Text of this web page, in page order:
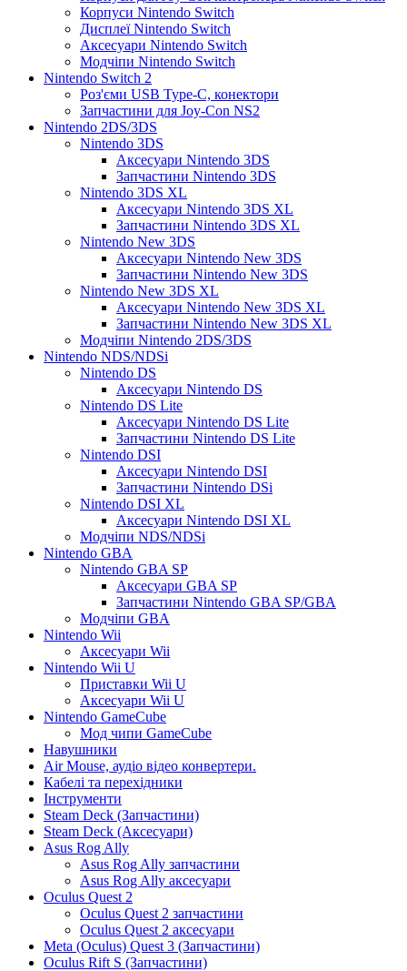
Корпуси Nintendo Switch
Дисплеї Nintendo Switch
Аксесуари Nintendo Switch
Модчіпи Nintendo Switch
Nintendo Switch 2
Роз'єми USB Type-C, конектори
Запчастини для Joy-Con NS2
Nintendo 2DS/3DS
Nintendo 3DS
Аксесуари Nintendo 3DS
Запчастини Nintendo 3DS
Nintendo 3DS XL
Аксесуари Nintendo 3DS XL
Запчастини Nintendo 3DS XL
Nintendo New 3DS
Аксесуари Nintendo New 3DS
Запчастини Nintendo New 3DS
Nintendo New 3DS XL
Аксесуари Nintendo New 3DS XL
Запчастини Nintendo New 3DS XL
Модчіпи Nintendo 2DS/3DS
Nintendo NDS/NDSi
Nintendo DS
Аксесуари Nintendo DS
Nintendo DS Lite
Аксесуари Nintendo DS Lite
Запчастини Nintendo DS Lite
Nintendo DSI
Аксесуари Nintendo DSI
Запчастини Nintendo DSi
Nintendo DSI XL
Аксесуари Nintendo DSI XL
Модчіпи NDS/NDSi
Nintendo GBA
Nintendo GBA SP
Аксесуари GBA SP
Запчастини Nintendo GBA SP/GBA
Модчіпи GBA
Nintendo Wii
Аксесуари Wii
Nintendo Wii U
Приставки Wii U
Аксесуари Wii U
Nintendo GameCube
Мод чипи GameCube
Навушники
Air Mouse, аудіо відео конвертери.
Кабелі та перехідники
Інструменти
Steam Deck (Запчастини)
Steam Deck (Аксесуари)
Asus Rog Ally
Asus Rog Ally запчастини
Asus Rog Ally аксесуари
Oculus Quest 2
Oculus Quest 2 запчастини
Oculus Quest 2 аксесуари
Meta (Oculus) Quest 3 (Запчастини)
Oculus Rift S (Запчастини)